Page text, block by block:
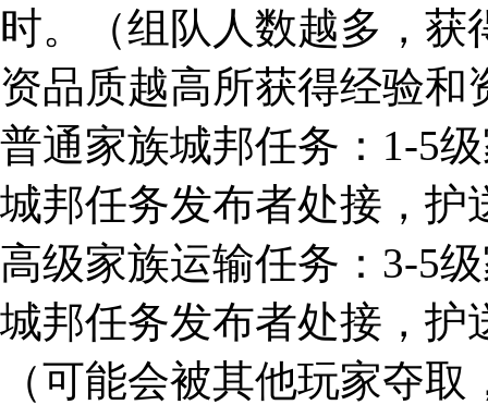
时。（组队人数越多，
资品质越高所获得经验和
普通家族城邦任务：1-5
城邦任务发布者处接，护
高级家族运输任务：3-5
城邦任务发布者处接，护
（可能会被其他玩家夺